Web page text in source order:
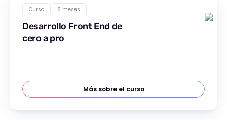
Curso 8 meses
Desarrollo Front End de
cero a pro
Más sobre el curso